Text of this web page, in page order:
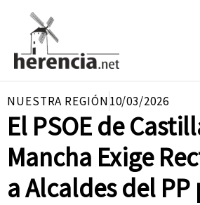
contenido
NUESTRA REGIÓN10/03/2026
El PSOE de
Mancha Exige
a Alcaldes del PP